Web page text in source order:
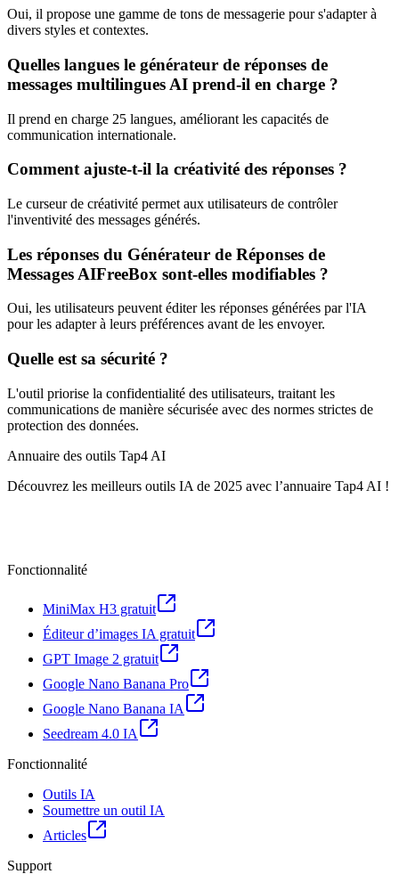
Oui, il propose une gamme de tons de messagerie pour s'adapter à
divers styles et contextes.
Quelles langues le générateur de réponses de
messages multilingues AI prend-il en charge ?
Il prend en charge 25 langues, améliorant les capacités de
communication internationale.
Comment ajuste-t-il la créativité des réponses ?
Le curseur de créativité permet aux utilisateurs de contrôler
l'inventivité des messages générés.
Les réponses du Générateur de Réponses de
Messages AIFreeBox sont-elles modifiables ?
Oui, les utilisateurs peuvent éditer les réponses générées par l'IA
pour les adapter à leurs préférences avant de les envoyer.
Quelle est sa sécurité ?
L'outil priorise la confidentialité des utilisateurs, traitant les
communications de manière sécurisée avec des normes strictes de
protection des données.
Annuaire des outils Tap4 AI
Découvrez les meilleurs outils IA de 2025 avec l’annuaire Tap4 AI !
Fonctionnalité
MiniMax H3 gratuit
Éditeur d’images IA gratuit
GPT Image 2 gratuit
Google Nano Banana Pro
Google Nano Banana IA
Seedream 4.0 IA
Fonctionnalité
Outils IA
Soumettre un outil IA
Articles
Support